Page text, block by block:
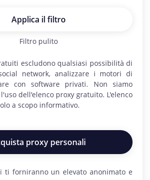
Applica il filtro
Filtro pulito
escludono qualsiasi possibilità di
network, analizzare i motori di
con software privati. Non siamo
dell'elenco proxy gratuito. L'elenco
a scopo informativo.
proxy personali
ti forniranno un elevato anonimato e